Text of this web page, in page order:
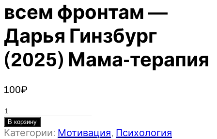
всем фронтам —
Дарья Гинзбург
(2025) Мама-терапия
100₽
Количество
товара
Лекция
В корзину
Категории: Мотивация, Психология